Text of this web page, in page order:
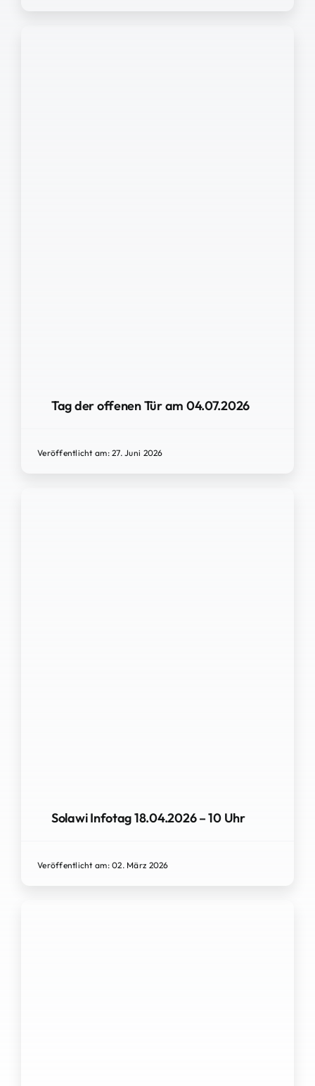
Tag der offenen Tür am 04.07.2026
Veröffentlicht am: 27. Juni 2026
Solawi Infotag 18.04.2026 – 10 Uhr
Veröffentlicht am: 02. März 2026